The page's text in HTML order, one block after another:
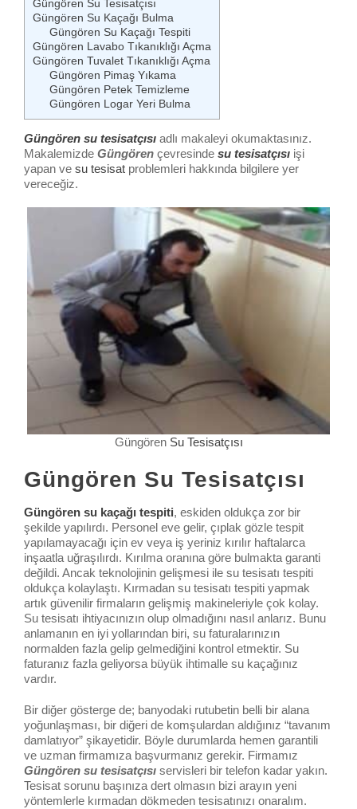
Güngören Su Tesisatçısı
Güngören Su Kaçağı Bulma
Güngören Su Kaçağı Tespiti
Güngören Lavabo Tıkanıklığı Açma
Güngören Tuvalet Tıkanıklığı Açma
Güngören Pimaş Yıkama
Güngören Petek Temizleme
Güngören Logar Yeri Bulma
Güngören su tesisatçısı adlı makaleyi okumaktasınız.
Makalemizde Güngören çevresinde su tesisatçısı işi
yapan ve su tesisat problemleri hakkında bilgilere yer
vereceğiz.
Güngören Su Tesisatçısı
Güngören Su Tesisatçısı
Güngören su kaçağı tespiti, eskiden oldukça zor bir
şekilde yapılırdı. Personel eve gelir, çıplak gözle tespit
yapılamayacağı için ev veya iş yeriniz kırılır haftalarca
inşaatla uğraşılırdı. Kırılma oranına göre bulmakta garanti
değildi. Ancak teknolojinin gelişmesi ile su tesisatı tespiti
oldukça kolaylaştı. Kırmadan su tesisatı tespiti yapmak
artık güvenilir firmaların gelişmiş makineleriyle çok kolay.
Su tesisatı ihtiyacınızın olup olmadığını nasıl anlarız. Bunu
anlamanın en iyi yollarından biri, su faturalarınızın
normalden fazla gelip gelmediğini kontrol etmektir. Su
faturanız fazla geliyorsa büyük ihtimalle su kaçağınız
vardır.
Bir diğer gösterge de; banyodaki rutubetin belli bir alana
yoğunlaşması, bir diğeri de komşulardan aldığınız “tavanım
damlatıyor” şikayetidir. Böyle durumlarda hemen garantili
ve uzman firmamıza başvurmanız gerekir. Firmamız
Güngören su tesisatçısı servisleri bir telefon kadar yakın.
Tesisat sorunu başınıza dert olmasın bizi arayın yeni
yöntemlerle kırmadan dökmeden tesisatınızı onaralım.